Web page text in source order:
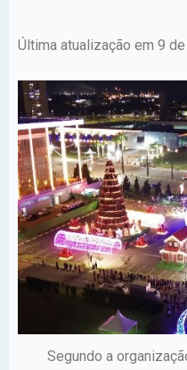
Última atualização em 9
Segundo a